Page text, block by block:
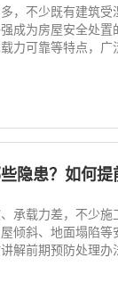
，不少既有建筑
成为房屋安全处
力可靠等特点，
隐患？如何提
承载力差，不少
倾斜、地面塌陷
解前期预防处理